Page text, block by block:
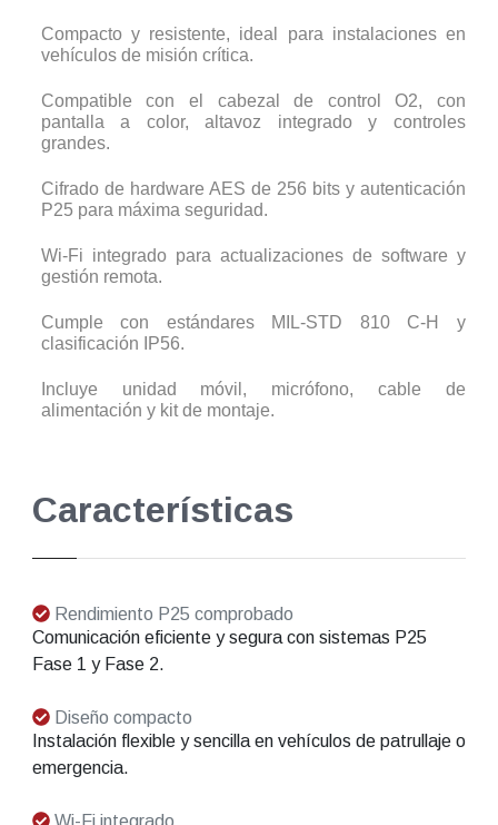
Compacto y resistente, ideal para instalaciones en
vehículos de misión crítica.
Compatible con el cabezal de control O2, con
pantalla a color, altavoz integrado y controles
grandes.
Cifrado de hardware AES de 256 bits y autenticación
P25 para máxima seguridad.
Wi-Fi integrado para actualizaciones de software y
gestión remota.
Cumple con estándares MIL-STD 810 C-H y
clasificación IP56.
Incluye unidad móvil, micrófono, cable de
alimentación y kit de montaje.
Características
Rendimiento P25 comprobado
Comunicación eficiente y segura con sistemas P25
Fase 1 y Fase 2.
Diseño compacto
Instalación flexible y sencilla en vehículos de patrullaje o
emergencia.